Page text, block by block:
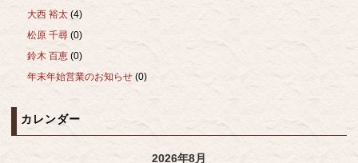
大西 裕太 (4)
松原 千尋 (0)
鈴木 百恵 (0)
年末年始営業のお知らせ (0)
カレンダー
2026年8月